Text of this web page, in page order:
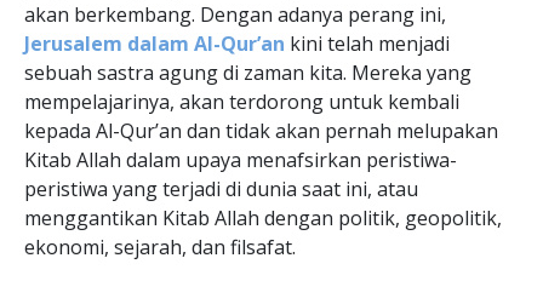
akan berkembang. Dengan adanya perang ini,
Jerusalem dalam Al-Qur’an kini telah menjadi
sebuah sastra agung di zaman kita. Mereka yang
mempelajarinya, akan terdorong untuk kembali
kepada Al-Qur’an dan tidak akan pernah melupakan
Kitab Allah dalam upaya menafsirkan peristiwa-
peristiwa yang terjadi di dunia saat ini, atau
menggantikan Kitab Allah dengan politik, geopolitik,
ekonomi, sejarah, dan filsafat.